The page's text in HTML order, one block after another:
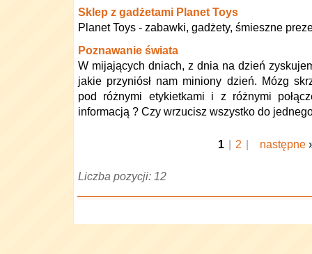
Sklep z gadżetami Planet Toys
Planet Toys - zabawki, gadżety, śmieszne
Poznawanie świata
W mijających dniach, z dnia na dzień
jakie przyniósł nam miniony dzień. Mózg
pod różnymi etykietkami i z różnymi
informacją ? Czy wrzucisz wszystko do
1 | 2 | następne
Liczba pozycji: 12